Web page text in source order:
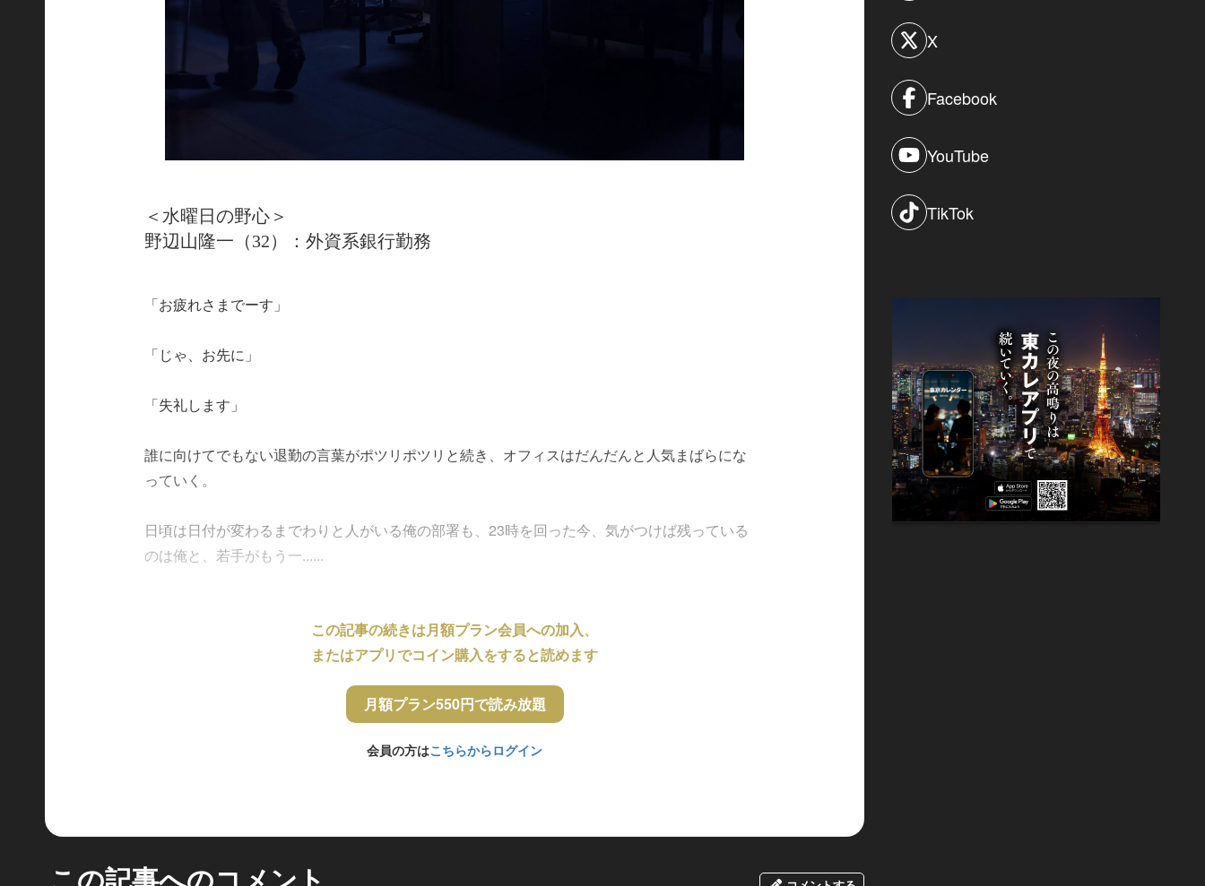
＜水曜日の野心＞
野辺山隆一（32）：外資系銀行勤務
「お疲れさまでーす」
「じゃ、お先に」
「失礼します」
誰に向けてでもない退勤の言葉がポツリポツリと続き、オフィスはだんだんと人気まばらにな
っていく。
日頃は日付が変わるまでわりと人がいる俺の部署も、23時を回った今、気がつけば残っている
のは俺と、若手がもう一......
この記事の続きは月額プラン会員への加入、
またはアプリでコイン購入をすると読めます
月額プラン550円で読み放題
会員の方はこちらからログイン
この記事へのコメント
X
Facebook
YouTube
TikTok